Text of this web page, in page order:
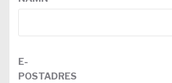
E-
POSTADRES